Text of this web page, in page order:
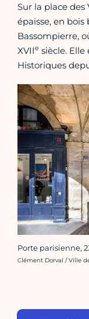
Sur la place des
épaisse, en bois
Bassompierre,
XVIIe siècle.
Historiques
Porte parisienne,
Crédit photo :
Clément Dorval / Ville